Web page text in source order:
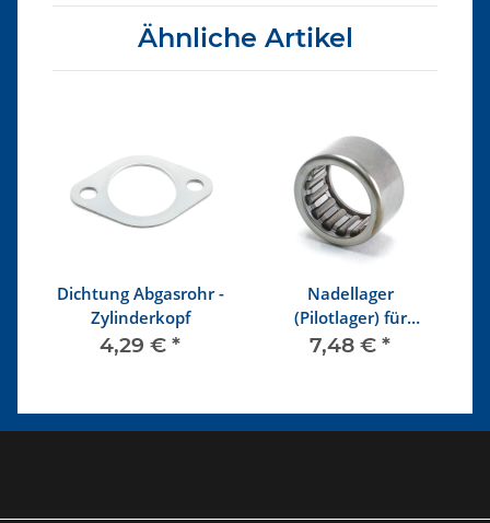
Ähnliche Artikel
Dichtung Abgasrohr -
Zylinderkopf
4,29 € *
Nadellager
(Pilotlager) für
Kurbelwelle
7,48 € *